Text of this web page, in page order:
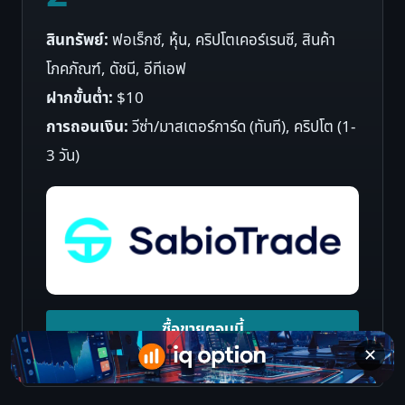
สินทรัพย์:ฟอเร็กซ์, หุ้น, คริปโตเคอร์เรนซี, สินค้า
โภคภัณฑ์, ดัชนี, อีทีเอฟ
ฝากขั้นต่ำ: $10
การถอนเงิน:วีซ่า/มาสเตอร์การ์ด (ทันที), คริปโต (1-
3 วัน)
ซื้อขายตอนนี้
✕